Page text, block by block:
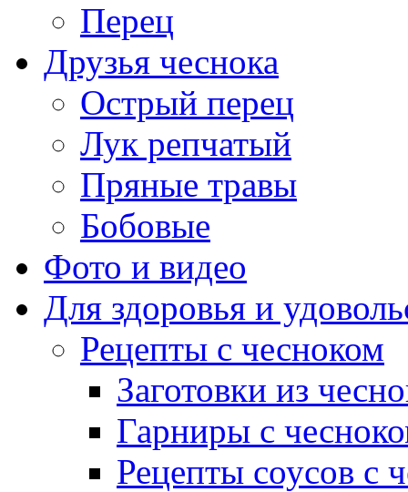
Перец
Друзья чеснока
Острый перец
Лук репчатый
Пряные травы
Бобовые
Фото и видео
Для здоровья и
Рецепты с чесноком
Заготовки из
Гарниры с
Рецепты соусов с